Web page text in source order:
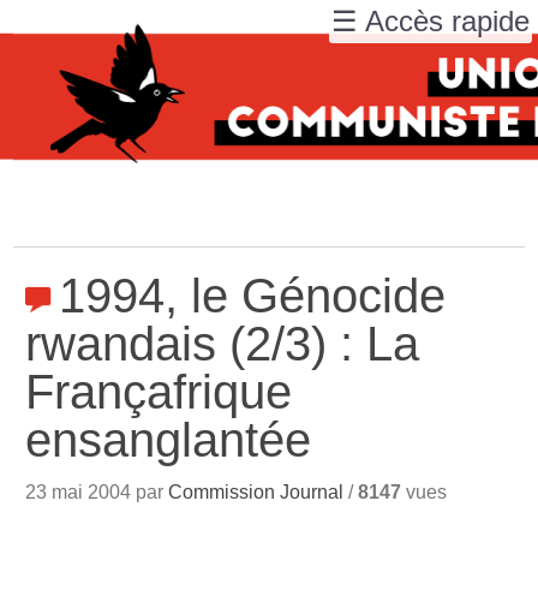
1994, le Génocide
rwandais (2/3) : La
Françafrique
ensanglantée
23 mai 2004 parCommission Journal /8147 vues
☰ Accès rapide